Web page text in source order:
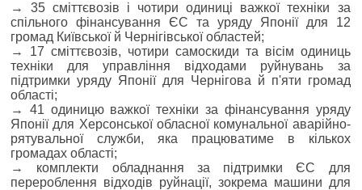
→ 35 сміттєвозів і чотири одиниці важкої техніки за
спільного фінансування ЄС та уряду Японії для 12
громад Київської й Чернігівської областей;
→ 17 сміттєвозів, чотири самоскиди та вісім одиниць
техніки для управління відходами руйнувань за
підтримки уряду Японії для Чернігова й п'яти громад
області;
→ 41 одиницю важкої техніки за фінансування уряду
Японії для Херсонської обласної комунальної аварійно-
рятувальної служби, яка працюватиме в кількох
громадах області;
→ комплекти обладнання за підтримки ЄС для
перероблення відходів руйнації, зокрема машини для